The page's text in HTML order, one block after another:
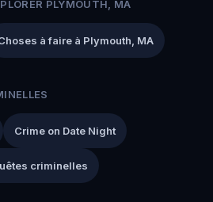
PLYMOUTH, MA
à faire à Plymouth, MA
Crime on Date Night
criminelles